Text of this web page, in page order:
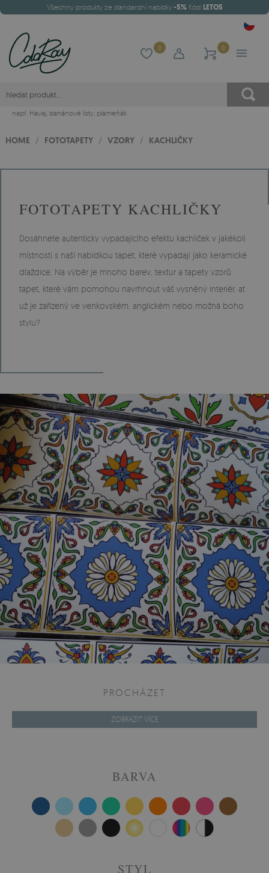
Všechny produkty ze standardní nabídky-5%Kód:LETO5
0 0
např. Havaj, banánové listy, plameňák
HOME / FOTOTAPETY / VZORY / KACHLIČKY
FOTOTAPETY KACHLIČKY
Dosáhnete autenticky vypadajícího efektu kachliček v jakékoli
místnosti s naší nabídkou tapet, které vypadají jako keramické
dlaždice. Na výběr je mnoho barev, textur a tapety vzorů
tapet, které vám pomohou navrhnout váš vysněný interiér, ať
už je zařízený ve venkovském, anglickém nebo možná boho
stylu?
PROCHÁZET
ZOBRAZIT VÍCE
BARVA
STYL